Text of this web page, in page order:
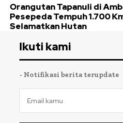
Orangutan Tapanuli di
Pesepeda Tempuh 1.700
Selamatkan Hutan
Ikuti kami
- Notifikasi berita terupdate